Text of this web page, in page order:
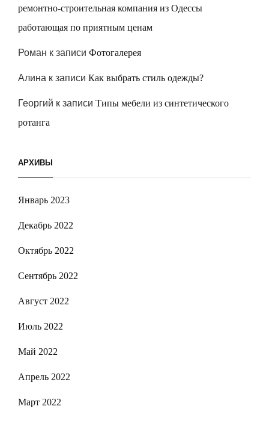
ремонтно-строительная компания из Одессы
работающая по приятным ценам
Роман к записи Фотогалерея
Алина к записи Как выбрать стиль одежды?
Георгий к записи Типы мебели из синтетического
ротанга
АРХИВЫ
Январь 2023
Декабрь 2022
Октябрь 2022
Сентябрь 2022
Август 2022
Июль 2022
Май 2022
Апрель 2022
Март 2022